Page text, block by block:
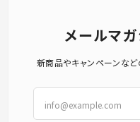
メールマ
新商品やキャンペーンな